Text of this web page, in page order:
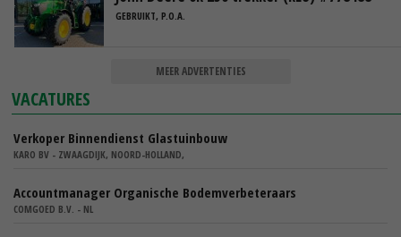
GEBRUIKT, P.O.A.
MEER ADVERTENTIES
VACATURES
Verkoper Binnendienst Glastuinbouw
KARO BV - ZWAAGDIJK, NOORD-HOLLAND,
Accountmanager Organische Bodemverbeteraars
COMGOED B.V. - NL